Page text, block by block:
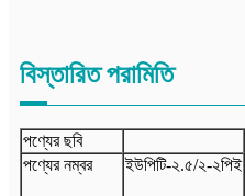
বিস্তারিত পরামিতি
পণ্যের ছবি
পণ্যের নম্বর
ইউপিটি-২.৫/২-২পিই